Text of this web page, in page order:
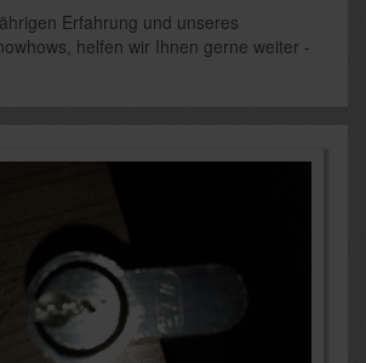
Erfahrung und unseres
helfen wir Ihnen gerne weiter -